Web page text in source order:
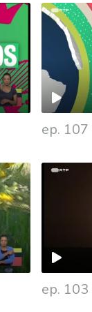
ep. 107
ep. 103